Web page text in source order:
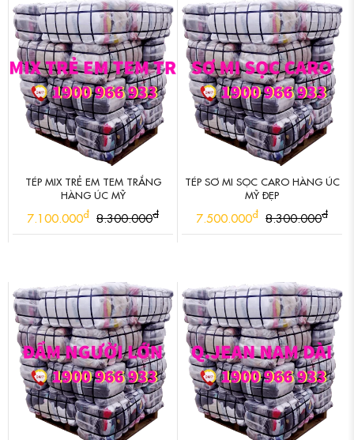
TÉP MIX TRẺ EM TEM TRẮNG
HÀNG ÚC MỸ
7.100.000đ 8.300.000đ
TÉP SƠ MI SỌC CARO HÀNG ÚC
MỸ ĐẸP
7.500.000đ 8.300.000đ